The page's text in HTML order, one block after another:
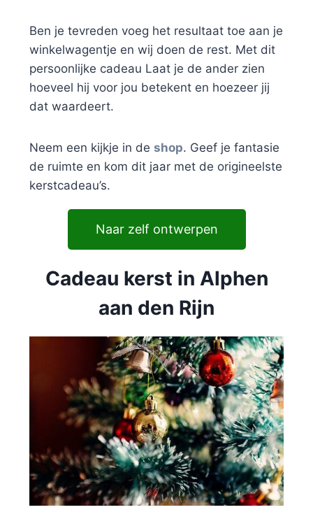
Ben je tevreden voeg het resultaat toe aan je
winkelwagentje en wij doen de rest. Met dit
persoonlijke cadeau Laat je de ander zien
hoeveel hij voor jou betekent en hoezeer jij
dat waardeert.
Neem een kijkje in de shop. Geef je fantasie
de ruimte en kom dit jaar met de origineelste
kerstcadeau’s.
Naar zelf ontwerpen
Cadeau kerst in Alphen
aan den Rijn